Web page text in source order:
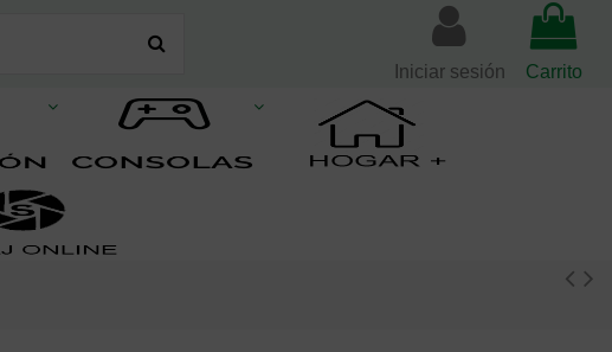
Iniciar sesión Carrito